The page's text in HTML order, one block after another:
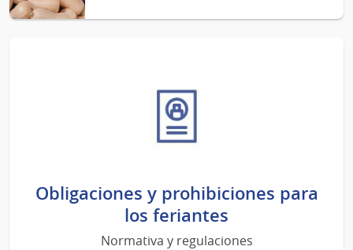
Obligaciones y prohibiciones para
los feriantes
Normativa y regulaciones